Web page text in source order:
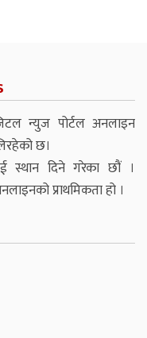
न्युज पोर्टल अनलाइन
छ।
स्थान दिने गरेका छौं ।
प्राथमिकता हो ।